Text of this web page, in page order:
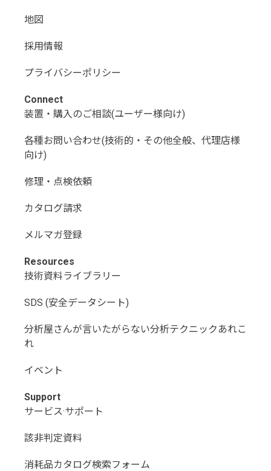
地図
採用情報
プライバシーポリシー
Connect
装置・購入のご相談(ユーザー様向け)
各種お問い合わせ(技術的・その他全般、代理店様
向け)
修理・点検依頼
カタログ請求
メルマガ登録
Resources
技術資料ライブラリー
SDS (安全データシート)
分析屋さんが言いたがらない分析テクニックあれこ
れ
イベント
Support
サービス·サポート
該非判定資料
消耗品カタログ検索フォーム